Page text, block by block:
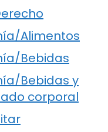
Alimentos
Bebidas
Bebidas y
corporal